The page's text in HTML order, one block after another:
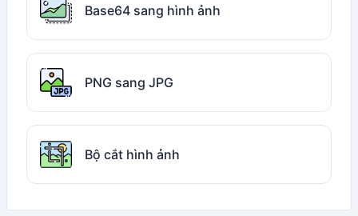
Base64 sang hình ảnh
PNG sang JPG
Bộ cắt hình ảnh